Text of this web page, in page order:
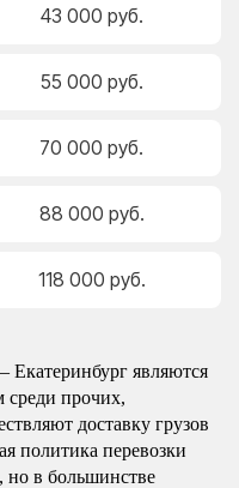
43 000 руб.
55 000 руб.
70 000 руб.
88 000 руб.
118 000 руб.
Екатеринбург являются
прочих,
доставку грузов
политика перевозки
но в большинстве